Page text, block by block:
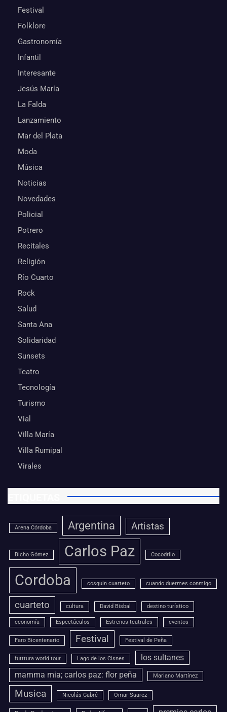
Festival
Folklore
Gastronomía
Infantil
Interesante
Jesús María
La Falda
Lanzamiento
Mar del Plata
Moda
Música
Noticias
Novedades
Policial
Potrero
Recitales
Religión
Río Cuarto
Rock
Salud
Santa Ana
Solidaridad
Sunsets
Teatro
Tecnología
Turismo
Vial
Villa María
Villa Rumipal
Virales
Arena Córdoba Argentina Artistas
Bicho Gómez Carlos Paz Cocodrilo
Cordoba cosquin cuarteto cuando duermes conmigo
cuarteto cultura David Bisbal destino turístico
economía Espectáculos Estrenos teatrales eventos
Faro Bicentenario Festival Festival de Peña
futttura world tour Lago de los Cisnes
los sultanes
mamma mia; carlos paz: flor peña
Mariano Martínez
Musica Nicolás Cabré Omar Suarez